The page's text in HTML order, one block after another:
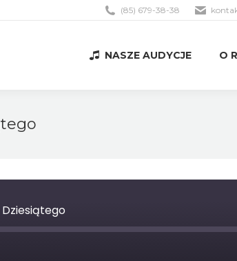
(85) 679-38-38
NASZE AUDYCJE O